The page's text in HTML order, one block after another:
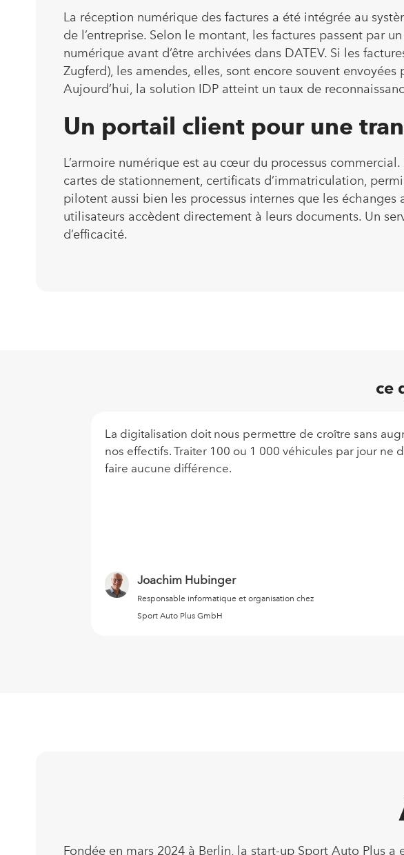
La réception numérique des factures a été intégrée au
de l’entreprise. Selon le montant, les factures passent par
numérique avant d’être archivées dans DATEV. Si les
Zugferd), les amendes, elles, sont encore souvent
Aujourd’hui, la solution IDP atteint un taux de
Un portail client pour une
L’armoire numérique est au cœur du processus
cartes de stationnement, certificats d’immatriculation,
pilotent aussi bien les processus internes que les
utilisateurs accèdent directement à leurs documents. Un
d’efficacité.
ce
La digitalisation doit nous permettre de croître sans
nos effectifs. Traiter 100 ou 1 000 véhicules par jour ne
faire aucune différence.
Joachim Hubinger
Responsable informatique et organisation chez
Sport Auto Plus GmbH
Fondée en mars 2024 à Berlin, la start-up Sport Auto Plus